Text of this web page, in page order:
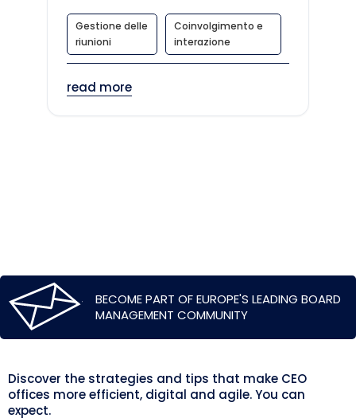
Gestione delle
riunioni
Coinvolgimento e
interazione
read more
BECOME PART OF EUROPE'S LEADING BOARD
MANAGEMENT COMMUNITY
Discover the strategies and tips that make CEO
offices more efficient, digital and agile. You can
expect.